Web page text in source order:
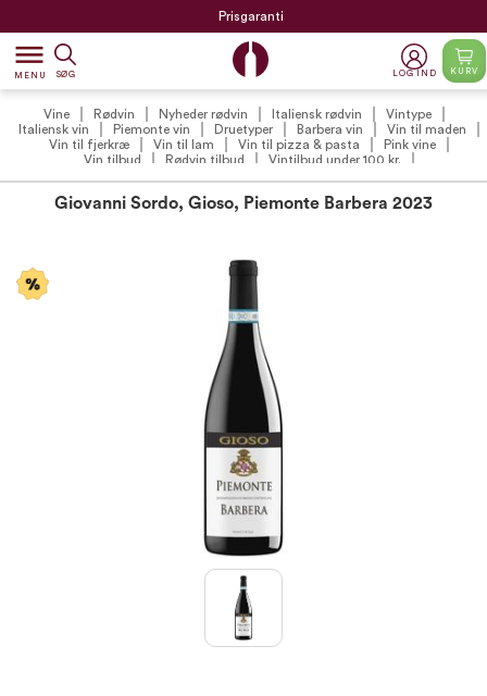
Prisgaranti
dehaze
MENU SØG LOG IND KURV
Vine Rødvin Nyheder rødvin Italiensk rødvin
Vintype
Italiensk vin
Piemonte vin Druetyper Barbera vin
Vin til maden
Vin til fjerkræ
Vin til lam Vin til pizza & pasta
Pink vine
Vin tilbud
Rødvin tilbud Vintilbud under 100 kr.
Giovanni Sordo, Gioso, Piemonte Barbera 2023